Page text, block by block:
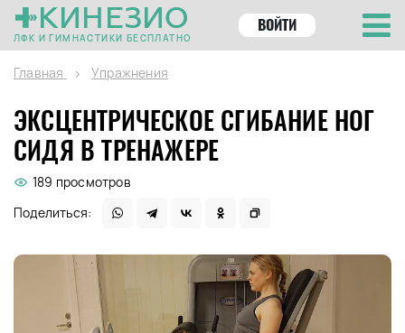
КИНЕЗИО
ЛФК И ГИМНАСТИКИ БЕСПЛАТНО
ВОЙТИ
Главная Упражнения
ЭКСЦЕНТРИЧЕСКОЕ СГИБАНИЕ НОГ
СИДЯ В ТРЕНАЖЕРЕ
189 просмотров
Поделиться: